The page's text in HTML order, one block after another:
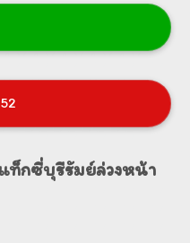
ท็กซี่บุรีรัมย์ล่วงหน้า